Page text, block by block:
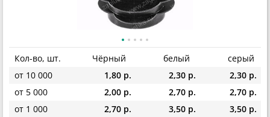
Кол-во, шт. Чёрный белый
серый
от 10 000
1,80 р. 2,30 р.
2,30 р.
от 5 000
2,00 р. 2,70 р.
2,70 р.
от 1 000
2,70 р. 3,50 р.
3,50 р.